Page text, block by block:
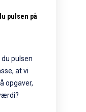
pulsen på
pulsen
at vi
opgaver,